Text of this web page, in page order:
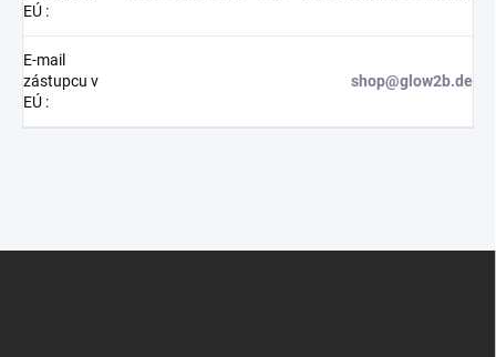
EÚ :
E-mail
zástupcu v
EÚ :
shop@glow2b.de